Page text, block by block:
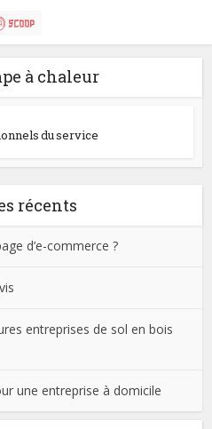
à chaleur
du service
récents
d’e-commerce ?
entreprises de sol en bois
une entreprise à domicile